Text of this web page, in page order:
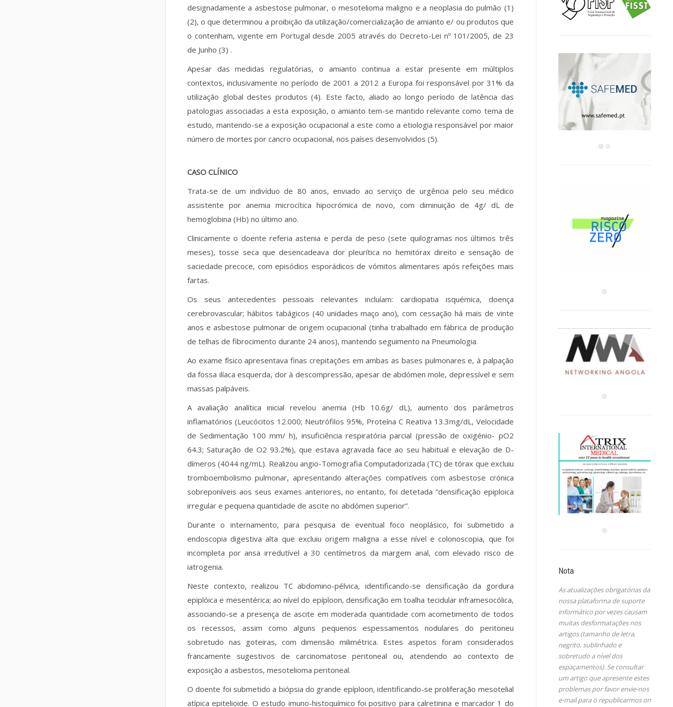
designadamente a asbestose pulmonar, o mesotelioma maligno e a neoplasia do pulmão (1)
(2), o que determinou a proibição da utilização/comercialização de amianto e/ ou produtos que
o contenham, vigente em Portugal desde 2005 através do Decreto-Lei nº 101/2005, de 23
de Junho (3) .
Apesar das medidas regulatórias, o amianto continua a estar presente em múltiplos
contextos, inclusivamente no período de 2001 a 2012 a Europa foi responsável por 31% da
utilização global destes produtos (4). Este facto, aliado ao longo período de latência das
patologias associadas a esta exposição, o amianto tem-se mantido relevante como tema de
estudo, mantendo-se a exposição ocupacional a este como a etiologia responsável por maior
número de mortes por cancro ocupacional, nos países desenvolvidos (5).
CASO CLÍNICO
Trata-se de um indivíduo de 80 anos, enviado ao serviço de urgência pelo seu médico
assistente por anemia microcítica hipocrómica de novo, com diminuição de 4g/ dL de
hemoglobina (Hb) no último ano.
Clinicamente o doente referia astenia e perda de peso (sete quilogramas nos últimos três
meses), tosse seca que desencadeava dor pleurítica no hemitórax direito e sensação de
saciedade precoce, com episódios esporádicos de vómitos alimentares após refeições mais
fartas.
Os seus antecedentes pessoais relevantes incluíam: cardiopatia isquémica, doença
cerebrovascular; hábitos tabágicos (40 unidades maço ano), com cessação há mais de vinte
anos e asbestose pulmonar de origem ocupacional (tinha trabalhado em fábrica de produção
de telhas de fibrocimento durante 24 anos), mantendo seguimento na Pneumologia.
Ao exame físico apresentava finas crepitações em ambas as bases pulmonares e, à palpação
da fossa ilíaca esquerda, dor à descompressão, apesar de abdómen mole, depressível e sem
massas palpáveis.
A avaliação analítica inicial revelou anemia (Hb 10.6g/ dL), aumento dos parâmetros
inflamatórios (Leucócitos 12.000; Neutrófilos 95%, Proteína C Reativa 13.3mg/dL, Velocidade
de Sedimentação 100 mm/ h), insuficiência respiratória parcial (pressão de oxigénio- pO2
64.3; Saturação de O2 93.2%), que estava agravada face ao seu habitual e elevação de D-
dímeros (4044 ng/mL). Realizou angio-Tomografia Computadorizada (TC) de tórax que excluiu
tromboembolismo pulmonar, apresentando alterações compatíveis com asbestose crónica
sobreponíveis aos seus exames anteriores, no entanto, foi detetada “densificação epiploica
irregular e pequena quantidade de ascite no abdómen superior”.
Durante o internamento, para pesquisa de eventual foco neoplásico, foi submetido a
endoscopia digestiva alta que excluiu origem maligna a esse nível e colonoscopia, que foi
incompleta por ansa irredutível a 30 centímetros da margem anal, com elevado risco de
iatrogenia.
Neste contexto, realizou TC abdomino-pélvica, identificando-se densificação da gordura
epiplóica e mesentérica; ao nível do epíploon, densificação em toalha tecidular inframesocólica,
associando-se a presença de ascite em moderada quantidade com acometimento de todos
os recessos, assim como alguns pequenos espessamentos nodulares do peritoneu
sobretudo nas goteiras, com dimensão milimétrica. Estes aspetos foram considerados
francamente sugestivos de carcinomatose peritoneal ou, atendendo ao contexto de
exposição a asbestos, mesotelioma peritoneal.
O doente foi submetido a biópsia do grande epíploon, identificando-se proliferação mesotelial
atípica epitelioide. O estudo imuno-histoquímico foi positivo para calretinina e marcador 1 do
Nota
As atualizações obrigatórias da
nossa plataforma de suporte
informático por vezes causam
muitas desformatações nos
artigos (tamanho de letra,
negrito, sublinhado e
sobretudo a nível dos
espaçamentos). Se consultar
um artigo que apresente estes
problemas por favor envie-nos
e-mail para o republicarmos on